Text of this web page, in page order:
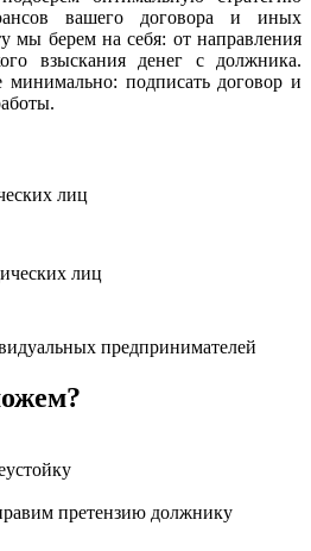
вашего договора и иных
мы берем на себя: от направления
взыскания денег с должника.
минимально: подписать договор и
лиц
лиц
предпринимателей
претензию должнику